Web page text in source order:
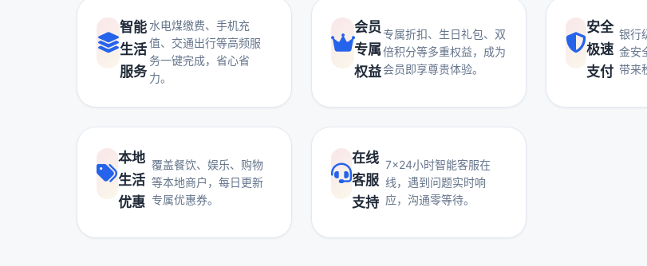
智能
生活
服务
水电煤缴费、手机充
值、交通出行等高频服
务一键完成，省心省
力。
会员
专属
权益
专属折扣、生日礼包、双
倍积分等多重权益，成为
会员即享尊贵体验。
安全
极速
支付
银行
金安
带来
本地
生活
优惠
覆盖餐饮、娱乐、购物
等本地商户，每日更新
专属优惠券。
在线
客服
支持
7×24小时智能客服在
线，遇到问题实时响
应，沟通零等待。